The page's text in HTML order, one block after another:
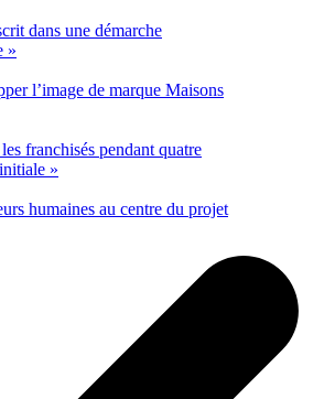
dans une démarche
»
l’image de marque Maisons
franchisés pendant quatre
»
humaines au centre du projet